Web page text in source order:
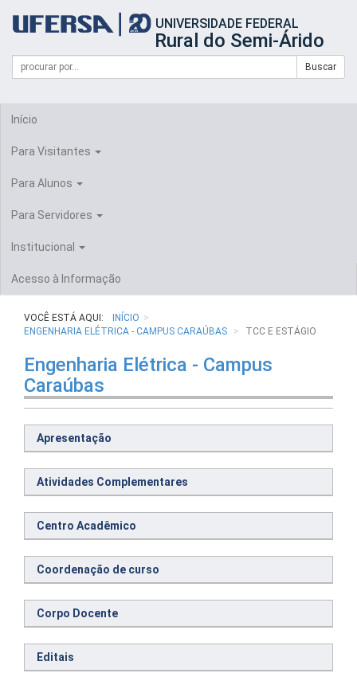
portal
UFERSA
UNIVERSIDADE FEDERAL
Rural do Semi-Árido
Formulário
Busca
Campo
de
Buscar
Início
Para Visitantes
Para Alunos
Para Servidores
Institucional
Acesso à Informação
VOCÊ ESTÁ AQUI:
INÍCIO
ENGENHARIA ELÉTRICA - CAMPUS CARAÚBAS
TCC E ESTÁGIO
Engenharia Elétrica - Campus
Caraúbas
Apresentação
Atividades Complementares
Centro Acadêmico
Coordenação de curso
Corpo Docente
Editais